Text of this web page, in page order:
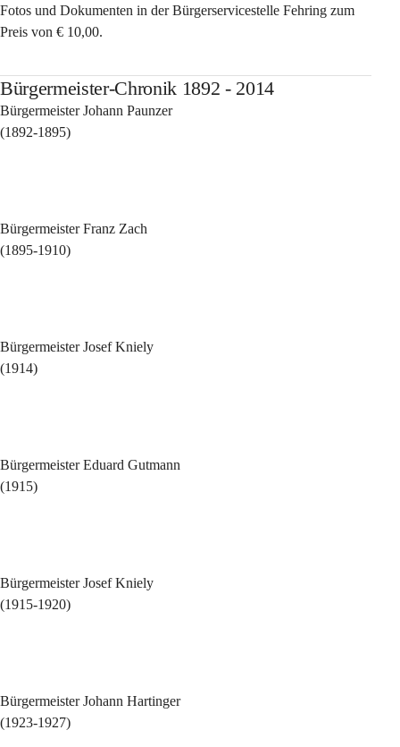
Fotos und Dokumenten in der Bürgerservicestelle Fehring zum
Preis von € 10,00.
Bürgermeister-Chronik 1892 - 2014
Bürgermeister Johann Paunzer
(1892-1895)
Bürgermeister Franz Zach
(1895-1910)
Bürgermeister Josef Kniely
(1914)
Bürgermeister Eduard Gutmann
(1915)
Bürgermeister Josef Kniely
(1915-1920)
Bürgermeister Johann Hartinger
(1923-1927)